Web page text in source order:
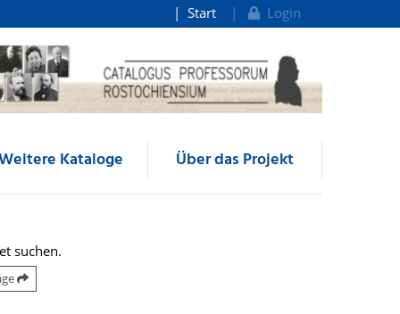
Start Login
Kataloge Über das Projekt
suchen.